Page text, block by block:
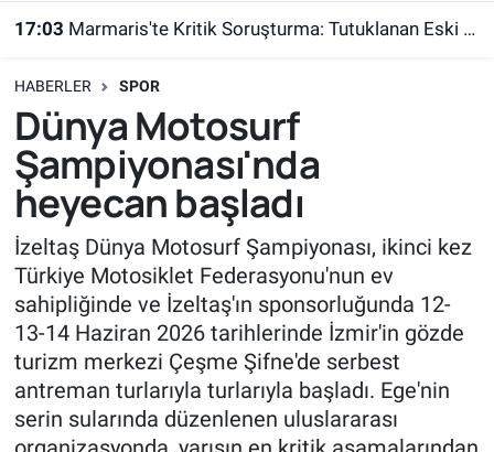
17:03 Marmaris'te Kritik Soruşturma: Tutuklanan Eski Yüzbaşı Burkay Karatepe Yer Gösterdi
HABERLER SPOR
Dünya Motosurf
Şampiyonası'nda
heyecan başladı
İzeltaş Dünya Motosurf Şampiyonası, ikinci kez
Türkiye Motosiklet Federasyonu'nun ev
sahipliğinde ve İzeltaş'ın sponsorluğunda 12-
13-14 Haziran 2026 tarihlerinde İzmir'in gözde
turizm merkezi Çeşme Şifne'de serbest
antreman turlarıyla turlarıyla başladı. Ege'nin
serin sularında düzenlenen uluslararası
Süper Lig Puan Durumu ve Fikstür
Tüm Manşetler
Son Dakika Haberleri
Haber Arşivi